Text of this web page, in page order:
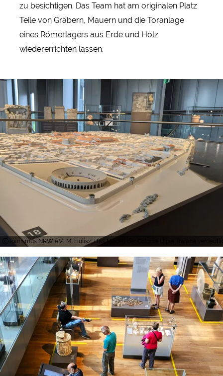
zu besichtigen. Das Team hat am originalen Platz
Teile von Gräbern, Mauern und die Toranlage
eines Römerlagers aus Erde und Holz
wiedererrichten lassen.
Tourismus NRW e.V., M. Hulisz, Das Modell der Colonia Ulpia Traiana